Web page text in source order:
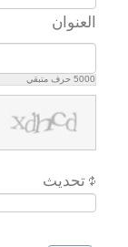
العنوان
5000 حرف متبقي
تحديث